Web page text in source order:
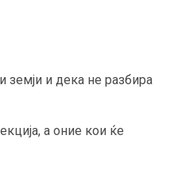
земји и дека не разбира
а оние кои ќе